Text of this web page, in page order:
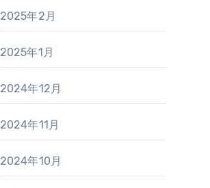
2025年2月
2025年1月
2024年12月
2024年11月
2024年10月